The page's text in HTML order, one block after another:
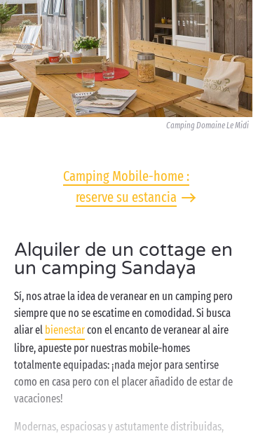
Camping Domaine Le Midi
Camping Mobile-home :
reserve su estancia
Alquiler de un cottage en
un camping Sandaya
Sí, nos atrae la idea de veranear en un camping pero
siempre que no se escatime en comodidad. Si busca
aliar el bienestarcon el encanto de veranear al aire
libre, apueste por nuestras mobile-homes
totalmente equipadas: ¡nada mejor para sentirse
como en casa pero con el placer añadido de estar de
vacaciones!
Modernas, espaciosas y astutamente distribuidas,